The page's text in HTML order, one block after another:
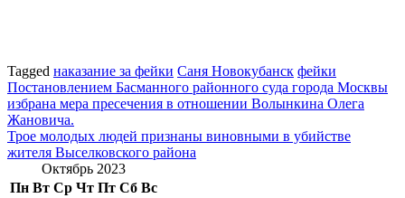
Tagged наказание за фейки Саня Новокубанск фейки
Навигация
по
записям
Постановлением Басманного районного суда города Москвы
избрана мера пресечения в отношении Волынкина Олега
Жановича.
Трое молодых людей признаны виновными в убийстве
жителя Выселковского района
Октябрь 2023
Пн Вт Ср Чт Пт Сб Вс